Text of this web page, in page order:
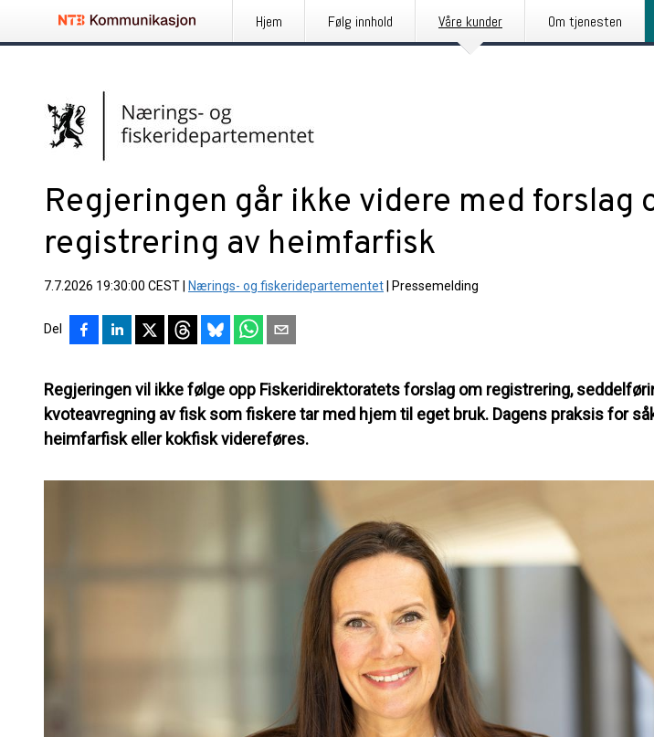
Hjem Følg innhold Våre kunder Om tjenesten
Regjeringen går ikke videre med forslag
registrering av heimfarfisk
7.7.2026 19:30:00 CEST Nærings- og fiskeridepartementet Pressemelding
Del
Regjeringen vil ikke følge opp Fiskeridirektoratets forslag om registrering,
kvoteavregning av fisk som fiskere tar med hjem til eget bruk. Dagens praksis for
heimfarfisk eller kokfisk videreføres.